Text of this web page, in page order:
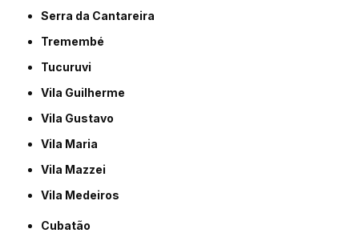
Serra da Cantareira
Tremembé
Tucuruvi
Vila Guilherme
Vila Gustavo
Vila Maria
Vila Mazzei
Vila Medeiros
Cubatão